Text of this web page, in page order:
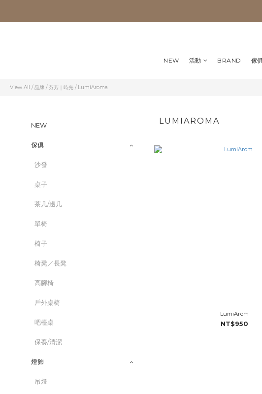
NEW 活動 BRAND 傢
View All / 品牌 / 芬芳｜時光 / LumiAroma
NEW
傢俱
沙發
桌子
茶几/邊几
單椅
椅子
椅凳／長凳
高腳椅
戶外桌椅
吧檯桌
保養/清潔
燈飾
吊燈
LUMIAROMA
LumiArom
NT$950